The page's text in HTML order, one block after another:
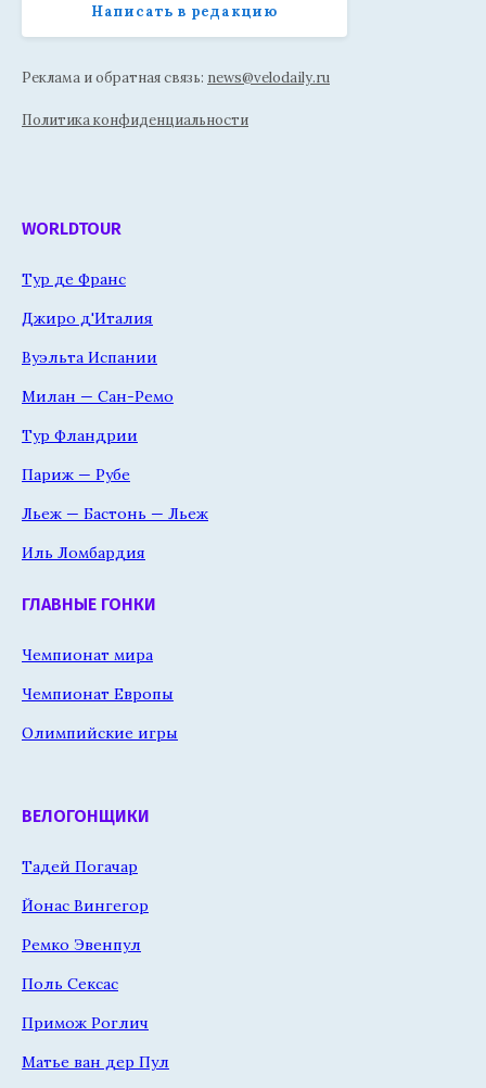
Написать в редакцию
Реклама и обратная связь: news@velodaily.ru
Политика конфиденциальности
WORLDTOUR
Тур де Франс
Джиро д'Италия
Вуэльта Испании
Милан — Сан-Ремо
Тур Фландрии
Париж — Рубе
Льеж — Бастонь — Льеж
Иль Ломбардия
ГЛАВНЫЕ ГОНКИ
Чемпионат мира
Чемпионат Европы
Олимпийские игры
ВЕЛОГОНЩИКИ
Тадей Погачар
Йонас Вингегор
Ремко Эвенпул
Поль Сексас
Примож Роглич
Матье ван дер Пул